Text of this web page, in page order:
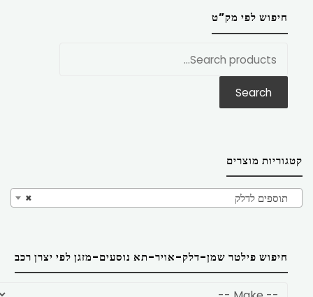
חיפוש לפי מק”ט
Search
קטגוריות מוצרים
× תוספים לדלק
חיפוש פילטר שמן-דלק-אויר-תא נוסעים-מזגן לפי יצרן רכב